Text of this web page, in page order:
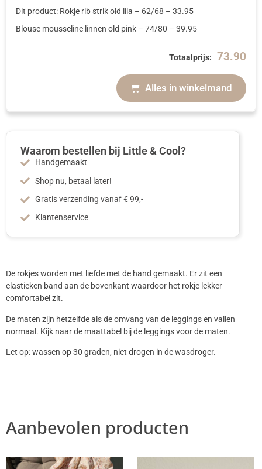
Totaalprijs: 73.90
Alles in winkelmand
Dit product: Rokje rib strik old lila – 62/68 – 33.95
Blouse mousseline linnen old pink – 74/80 – 39.95
Waarom bestellen bij Little & Cool?
Handgemaakt
Shop nu, betaal later!
Gratis verzending vanaf € 99,-
Klantenservice
De rokjes worden met liefde met de hand gemaakt. Er zit een
elastieken band aan de bovenkant waardoor het rokje lekker
comfortabel zit.
De maten zijn hetzelfde als de omvang van de leggings en vallen
normaal. Kijk naar de maattabel bij de leggings voor de maten.
Let op: wassen op 30 graden, niet drogen in de wasdroger.
Aanbevolen producten